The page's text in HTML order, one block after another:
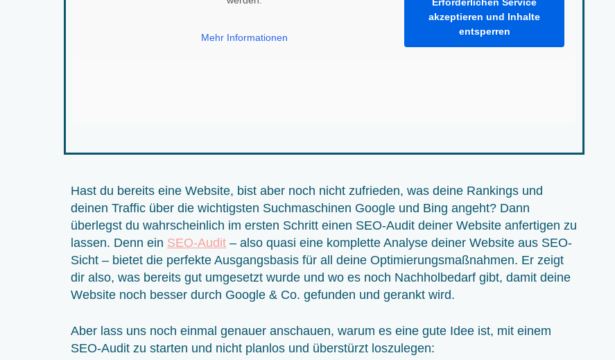
Mehr Informationen
Erforderlichen Service
akzeptieren und Inhalte
entsperren
Hast du bereits eine Website, bist aber noch nicht zufrieden, was deine Rankings und
deinen Traffic über die wichtigsten Suchmaschinen Google und Bing angeht? Dann
überlegst du wahrscheinlich im ersten Schritt einen SEO-Audit deiner Website anfertigen zu
lassen. Denn ein SEO-Audit – also quasi eine komplette Analyse deiner Website aus SEO-
Sicht – bietet die perfekte Ausgangsbasis für all deine Optimierungsmaßnahmen. Er zeigt
dir also, was bereits gut umgesetzt wurde und wo es noch Nachholbedarf gibt, damit deine
Website noch besser durch Google & Co. gefunden und gerankt wird.
Aber lass uns noch einmal genauer anschauen, warum es eine gute Idee ist, mit einem
SEO-Audit zu starten und nicht planlos und überstürzt loszulegen: